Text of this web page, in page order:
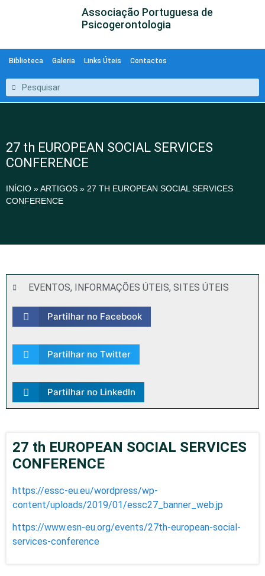
Associação Portuguesa de
Psicogerontologia
Biblioteca Galeria Links Úteis Contactos
27 th EUROPEAN SOCIAL SERVICES
CONFERENCE
INÍCIO »ARTIGOS » 27 TH EUROPEAN SOCIAL SERVICES
CONFERENCE
EVENTOS, INFORMAÇÕES ÚTEIS, SITES ÚTEIS
Partilhar no Facebook
Partilhar no Twitter
Partilhar no LinkedIn
27 th EUROPEAN SOCIAL SERVICES
CONFERENCE
https://essc-eu.eu/wordpress/wp-
content/uploads/2019/01/essc27_banner_web.jp
https://www.esn-eu.org/events/27th-european-social-
services-conference